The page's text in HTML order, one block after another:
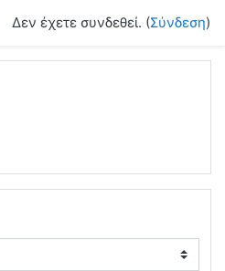
Δεν έχετε συνδεθεί. (Σύνδεση)